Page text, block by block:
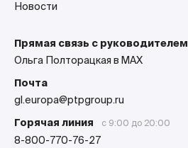
Новости
Прямая связь с руководителем
Ольга Полторацкая в MAX
Почта
gl.europa@ptpgroup.ru
Горячая линия
с 9:00 до 20:00
8-800-770-76-27